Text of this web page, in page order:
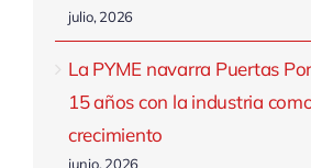
julio, 2026
La PYME navarra Puertas
15 años con la industria
crecimiento
junio, 2026